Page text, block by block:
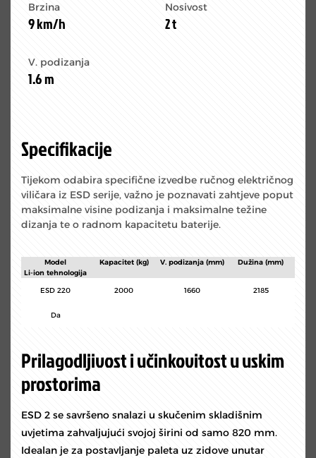
Brzina
9 km/h
V. podizanja
1.6 m
Nosivost
2 t
Specifikacije
Tijekom odabira specifične izvedbe ručnog električnog
viličara iz ESD serije, važno je poznavati zahtjeve poput
maksimalne visine podizanja i maksimalne težine
dizanja te o radnom kapacitetu baterije.
Model Kapacitet (kg) V. podizanja (mm)
Dužina (mm)
Li-ion tehnologija
ESD 220
2000 1660 2185
Da
Prilagodljivost i učinkovitost u uskim
prostorima
ESD 2 se savršeno snalazi u skučenim skladišnim
uvjetima zahvaljujući svojoj širini od samo 820 mm.
Idealan je za postavljanje paleta uz zidove unutar